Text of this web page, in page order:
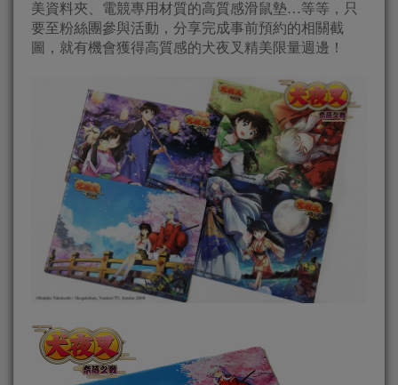
美資料夾、電競專用材質的高質感滑鼠墊…等等，只
要至粉絲團參與活動，分享完成事前預約的相關截
圖，就有機會獲得高質感的犬夜叉精美限量週邊！